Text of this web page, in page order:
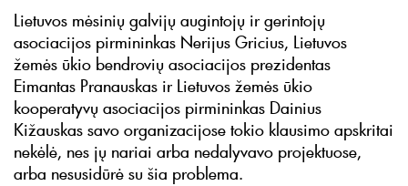
Lietuvos mėsinių galvijų augintojų ir gerintojų
asociacijos pirmininkas Nerijus Gricius, Lietuvos
žemės ūkio bendrovių asociacijos prezidentas
Eimantas Pranauskas ir Lietuvos žemės ūkio
kooperatyvų asociacijos pirmininkas Dainius
Kižauskas savo organizacijose tokio klausimo apskritai
nekėlė, nes jų nariai arba nedalyvavo projektuose,
arba nesusidūrė su šia problema.